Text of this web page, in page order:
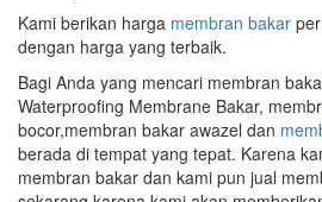
Kami berikan harga membran bakar
dengan harga yang terbaik.
Bagi Anda yang mencari membran
Waterproofing Membrane Bakar,
bocor,membran bakar awazel dan
berada di tempat yang tepat. Karena
membran bakar dan kami pun jual